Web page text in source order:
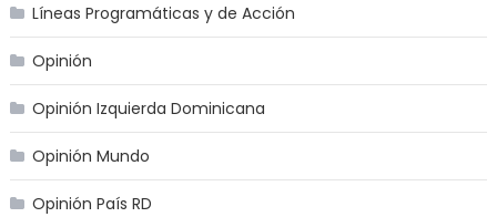
Líneas Programáticas y de Acción
Opinión
Opinión Izquierda Dominicana
Opinión Mundo
Opinión País RD